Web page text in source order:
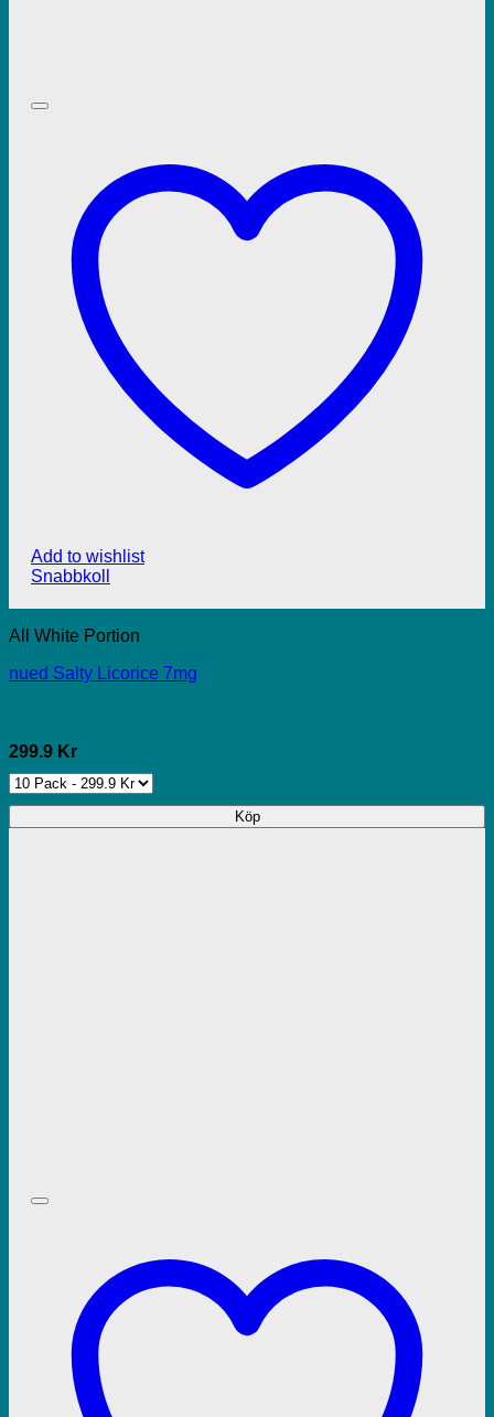
Add to wishlist
Snabbkoll
All White Portion
nued Salty Licorice 7mg
299.9 Kr
Köp